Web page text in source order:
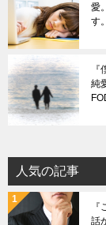
愛
す
純
人気の記事
話